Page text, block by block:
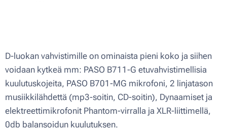
D-luokan vahvistimille on ominaista pieni koko ja siihen
voidaan kytkeä mm: PASO B711-G etuvahvistimellisia
kuulutuskojeita, PASO B701-MG mikrofoni, 2 linjatason
musiikkilähdettä (mp3-soitin, CD-soitin), Dynaamiset ja
elektreettimikrofonit Phantom-virralla ja XLR-liittimellä,
0db balansoidun kuulutuksen.